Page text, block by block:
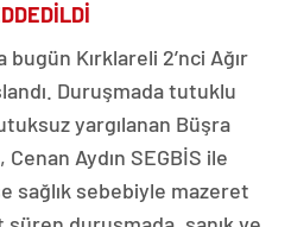
bugün Kırklareli 2’nci Ağır
Duruşmada tutuklu
yargılanan Büşra
Aydın SEGBİS ile
sağlık sebebiyle mazeret